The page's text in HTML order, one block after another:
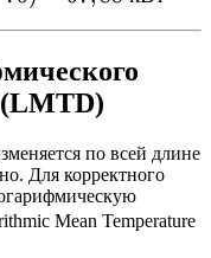
(LMTD)
по всей длине
Для корректного
Mean Temperature